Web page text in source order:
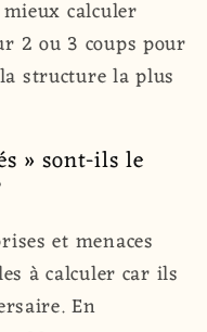
calculer
2 ou 3 coups pour
structure la plus
» sont-ils le
et menaces
à calculer car ils
En